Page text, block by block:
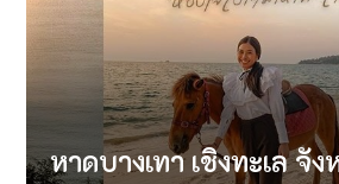
หาดบางเทา เชิงทะเล จัง